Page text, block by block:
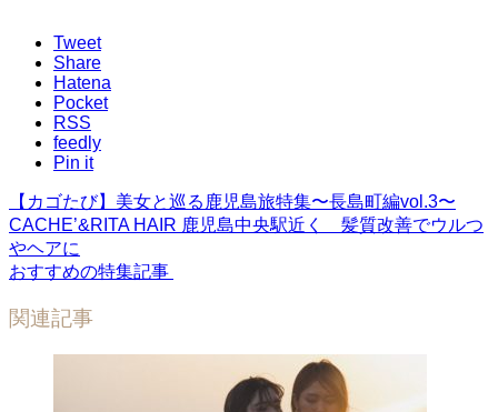
Tweet
Share
Hatena
Pocket
RSS
feedly
Pin it
【カゴたび】美女と巡る鹿児島旅特集〜長島町編vol.3〜
CACHE’&RITA HAIR 鹿児島中央駅近く 髪質改善でウルつ
やヘアに
おすすめの特集記事
関連記事